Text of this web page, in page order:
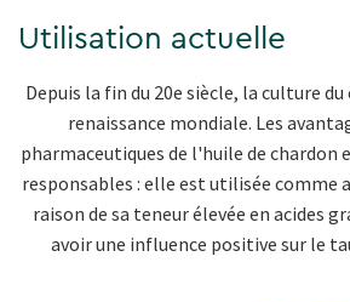
Utilisation actuelle
Depuis la fin du 20e siècle, la culture
renaissance mondiale. Les
pharmaceutiques de l'huile de chardon
responsables : elle est utilisée comme
raison de sa teneur élevée en acides
avoir une influence positive sur le